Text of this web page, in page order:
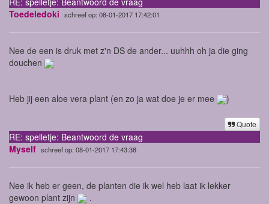
Toedeledoki schreef op: 08-01-2017 17:42:01
Nee de een is druk met z'n DS de ander... uuhhh oh ja die ging
douchen
Heb jij een aloe vera plant (en zo ja wat doe je er mee )
Quote
RE: spelletje: Beantwoord de vraag
Myself schreef op: 08-01-2017 17:43:38
Nee ik heb er geen, de planten die ik wel heb laat ik lekker
gewoon plant zijn
.